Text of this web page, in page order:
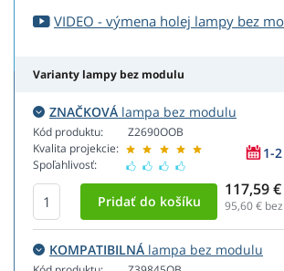
VIDEO - výmena holej lampy bez
Varianty lampy bez modulu
ZNAČKOVÁ lampa bez modulu
Kód produktu:
Kvalita projekcie:
Spoľahlivosť:
Z2690OOB
1-
117,59 €
95,60€
KOMPATIBILNÁ lampa bez modulu